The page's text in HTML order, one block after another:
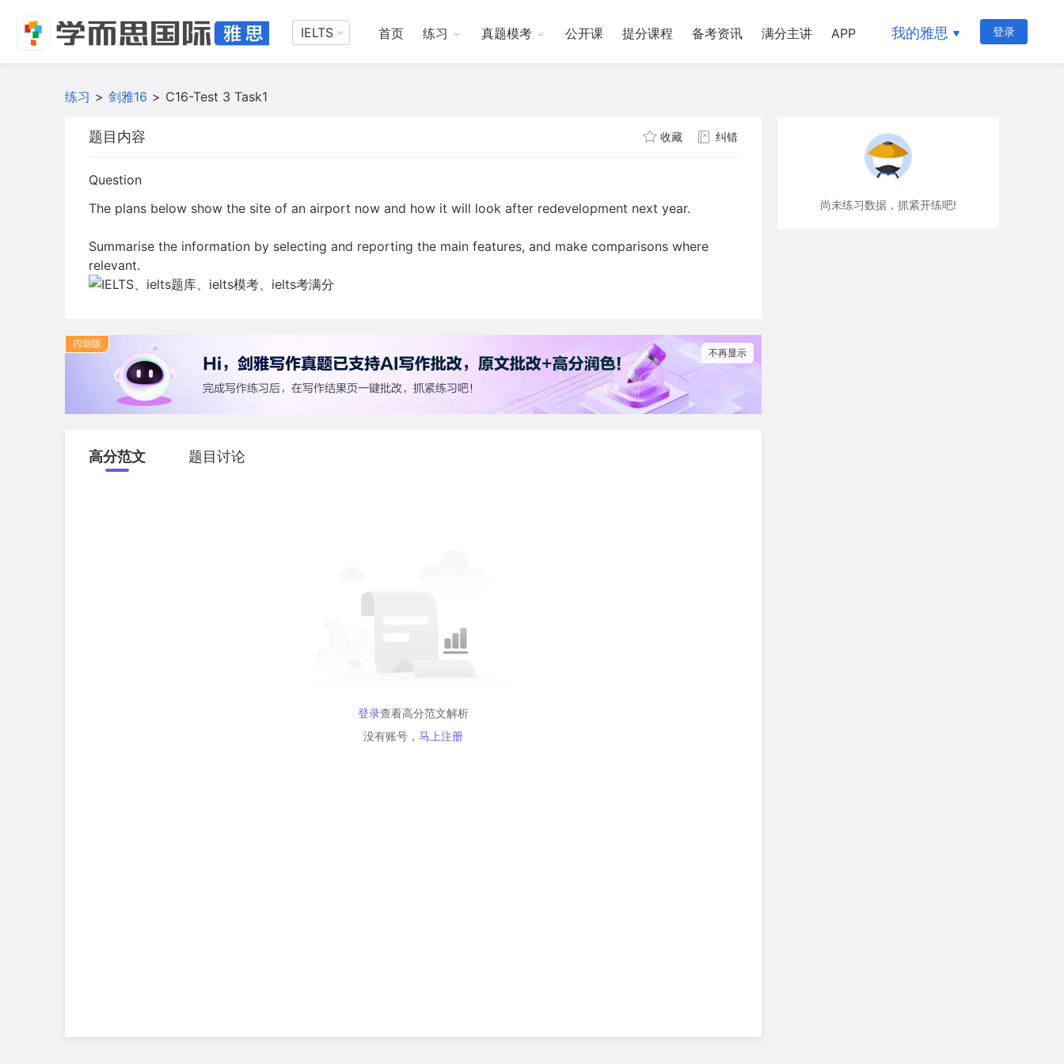
IELTS 首页 练习 真题模考 公开课 提分课程 备考资讯 满分主讲 APP 我的雅思 登录
练习 > 剑雅16 > C16-Test 3 Task1
题目内容 收藏 纠错
Question
The plans below show the site of an airport now and how it will look after redevelopment next year.
Summarise the information by selecting and reporting the main features, and make comparisons where
relevant.
不再显示
高分范文 题目讨论
登录查看高分范文解析
没有账号， 马上注册
尚未练习数据，抓紧开练吧!